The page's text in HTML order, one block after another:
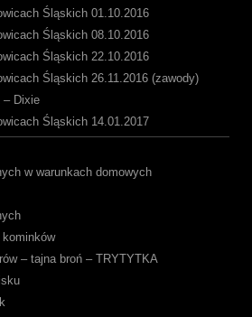
Śląskich 01.10.2016
Śląskich 08.10.2016
Śląskich 22.10.2016
Śląskich 26.11.2016 (zawody)
– Dixie
Śląskich 14.01.2017
w warunkach domowych
kominków
– tajna broń – TRYTYTKA